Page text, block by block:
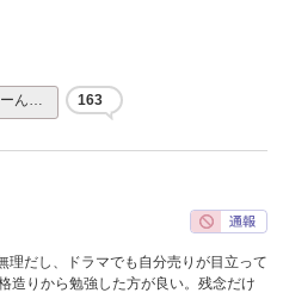
ーん… 163
理だし、ドラマでも自分売りが目立って
造りから勉強した方が良い。残念だけ